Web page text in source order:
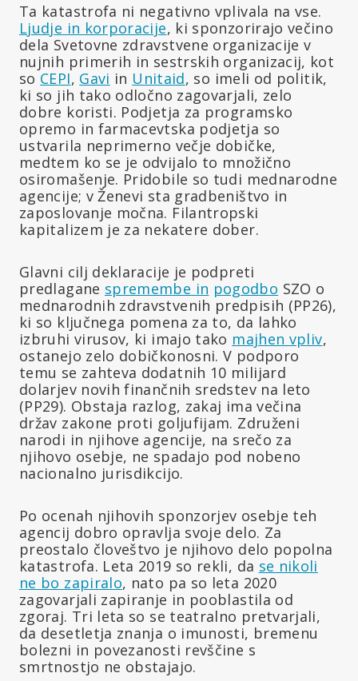
Ta katastrofa ni negativno vplivala na vse.
Ljudje in korporacije, ki sponzorirajo večino
dela Svetovne zdravstvene organizacije v
nujnih primerih in sestrskih organizacij, kot
so CEPI, Gavi in Unitaid, so imeli od politik,
ki so jih tako odločno zagovarjali, zelo
dobre koristi. Podjetja za programsko
opremo in farmacevtska podjetja so
ustvarila neprimerno večje dobičke,
medtem ko se je odvijalo to množično
osiromašenje. Pridobile so tudi mednarodne
agencije; v Ženevi sta gradbeništvo in
zaposlovanje močna. Filantropski
kapitalizem je za nekatere dober.
Glavni cilj deklaracije je podpreti
predlagane spremembe in pogodbo SZO o
mednarodnih zdravstvenih predpisih (PP26),
ki so ključnega pomena za to, da lahko
izbruhi virusov, ki imajo tako majhen vpliv,
ostanejo zelo dobičkonosni. V podporo
temu se zahteva dodatnih 10 milijard
dolarjev novih finančnih sredstev na leto
(PP29). Obstaja razlog, zakaj ima večina
držav zakone proti goljufijam. Združeni
narodi in njihove agencije, na srečo za
njihovo osebje, ne spadajo pod nobeno
nacionalno jurisdikcijo.
Po ocenah njihovih sponzorjev osebje teh
agencij dobro opravlja svoje delo. Za
preostalo človeštvo je njihovo delo popolna
katastrofa. Leta 2019 so rekli, da se nikoli
ne bo zapiralo, nato pa so leta 2020
zagovarjali zapiranje in pooblastila od
zgoraj. Tri leta so se teatralno pretvarjali,
da desetletja znanja o imunosti, bremenu
bolezni in povezanosti revščine s
smrtnostjo ne obstajajo.